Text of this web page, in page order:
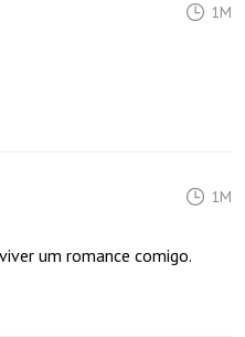
1M
1M
um romance comigo.